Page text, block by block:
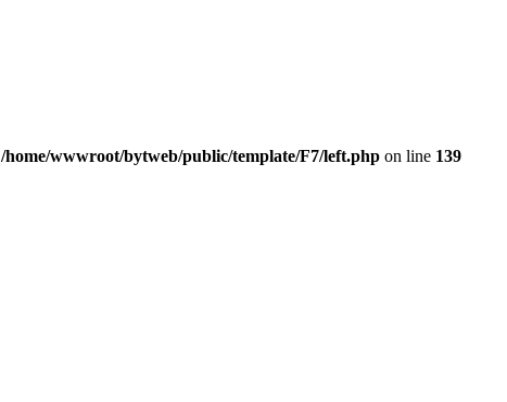
/home/wwwroot/bytweb/public/template/F7/left.php on line 139